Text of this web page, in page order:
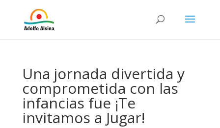
Una jornada divertida y
comprometida con las
infancias fue ¡Te
invitamos a Jugar!